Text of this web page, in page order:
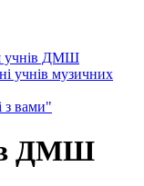
учнів ДМШ
учнів музичних
з вами"
в ДМШ